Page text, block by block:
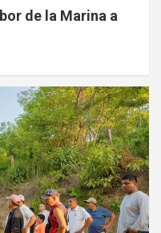
de la Marina a